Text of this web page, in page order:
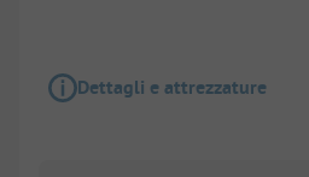
Dettagli e attrezzature